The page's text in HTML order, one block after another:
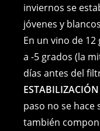
inviernos se
jóvenes y
En un vino de
a -5 grados (la
días antes del
paso no se
también